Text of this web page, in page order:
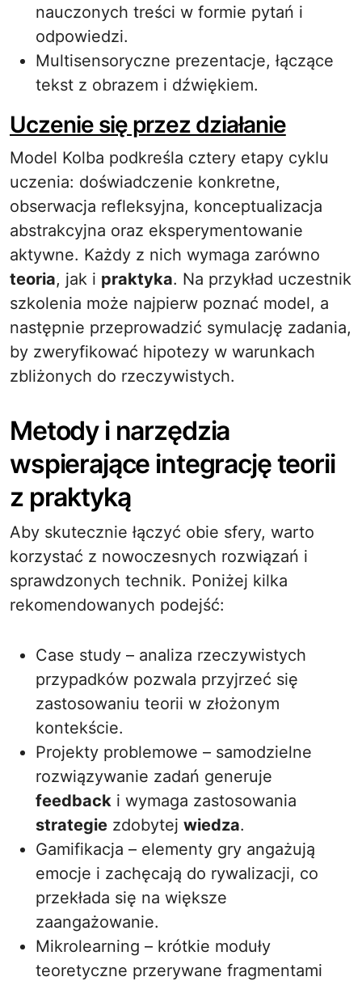
nauczonych treści w formie pytań i
odpowiedzi.
Multisensoryczne prezentacje, łączące
tekst z obrazem i dźwiękiem.
Uczenie się przez działanie
Model Kolba podkreśla cztery etapy cyklu
uczenia: doświadczenie konkretne,
obserwacja refleksyjna, konceptualizacja
abstrakcyjna oraz eksperymentowanie
aktywne. Każdy z nich wymaga zarówno
teoria, jak i praktyka. Na przykład uczestnik
szkolenia może najpierw poznać model, a
następnie przeprowadzić symulację zadania,
by zweryfikować hipotezy w warunkach
zbliżonych do rzeczywistych.
Metody i narzędzia
wspierające integrację teorii
z praktyką
Aby skutecznie łączyć obie sfery, warto
korzystać z nowoczesnych rozwiązań i
sprawdzonych technik. Poniżej kilka
rekomendowanych podejść:
Case study – analiza rzeczywistych
przypadków pozwala przyjrzeć się
zastosowaniu teorii w złożonym
kontekście.
Projekty problemowe – samodzielne
rozwiązywanie zadań generuje
feedback i wymaga zastosowania
strategie zdobytej wiedza.
Gamifikacja – elementy gry angażują
emocje i zachęcają do rywalizacji, co
przekłada się na większe
zaangażowanie.
Mikrolearning – krótkie moduły
teoretyczne przerywane fragmentami